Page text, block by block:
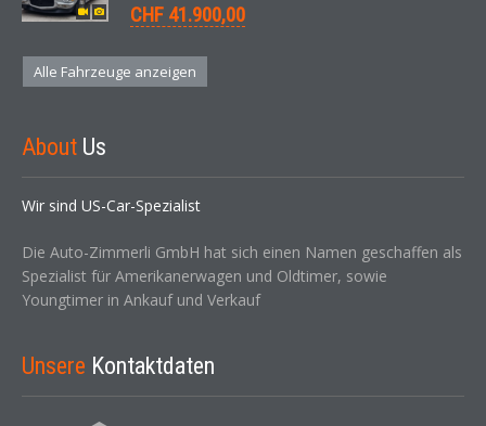
CHF 41.900,00
Alle Fahrzeuge anzeigen
About Us
Wir sind US-Car-Spezialist
Die Auto-Zimmerli GmbH hat sich einen Namen geschaffen als
Spezialist für Amerikanerwagen und Oldtimer, sowie
Youngtimer in Ankauf und Verkauf
Unsere Kontaktdaten